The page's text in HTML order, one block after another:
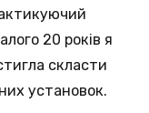
20 років я
скласти
установок.